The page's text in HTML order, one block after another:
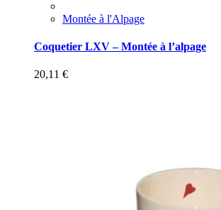
Montée à l'Alpage
Coquetier LXV – Montée à l’alpage
20,11 €